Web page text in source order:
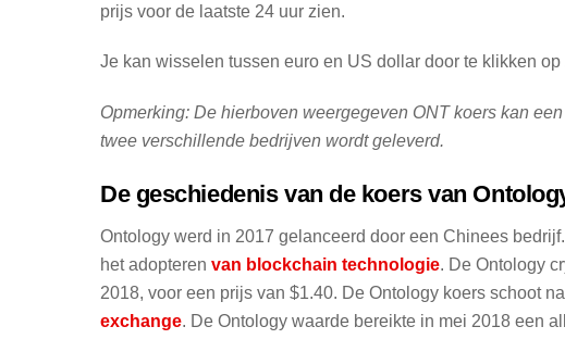
prijs voor de laatste 24 uur zien.
Je kan wisselen tussen euro en US dollar door te klikken op
Opmerking: De hierboven weergegeven ONT koers kan
twee verschillende bedrijven wordt geleverd.
De geschiedenis van de koers van
Ontology werd in 2017 gelanceerd door een Chinees
het adopteren van blockchain technologie. De Ontology
2018, voor een prijs van $1.40. De Ontology koers schoot
exchange. De Ontology waarde bereikte in mei 2018 een